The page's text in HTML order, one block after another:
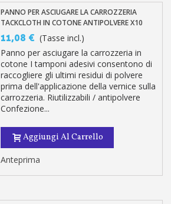
PANNO PER ASCIUGARE LA CARROZZERIA
TACKCLOTH IN COTONE ANTIPOLVERE X10
11,08 € (Tasse incl.)
Panno per asciugare la carrozzeria in
cotone I tamponi adesivi consentono di
raccogliere gli ultimi residui di polvere
prima dell'applicazione della vernice sulla
carrozzeria. Riutilizzabili / antipolvere
Confezione...
Aggiungi Al Carrello
Anteprima